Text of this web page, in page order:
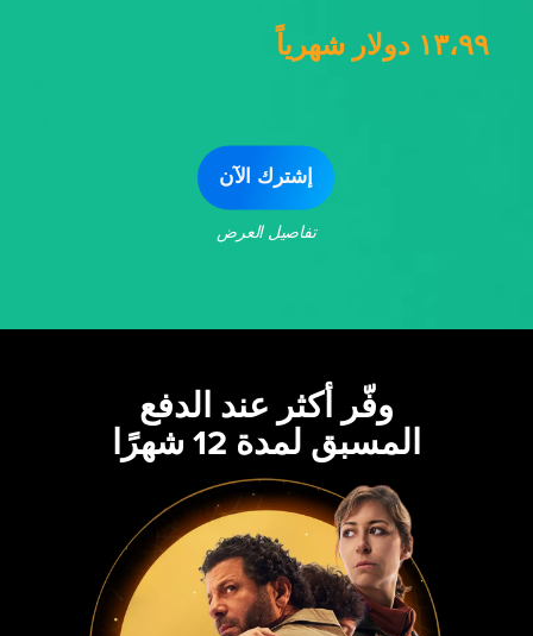
١٣،٩٩ دولار شهرياً
إشترك الآن
تفاصيل العرض
وفّر أكثر عند الدفع
المسبق لمدة 12 شهرًا